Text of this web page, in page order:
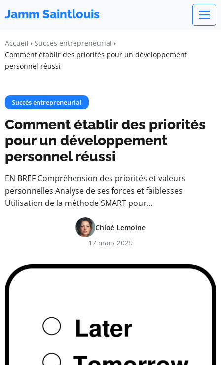
Jamm Saintlouis
Accueil
Succès entrepreneurial
Comment établir des priorités pour un développement
personnel réussi
Succès entrepreneurial
Comment établir des priorités
pour un développement
personnel réussi
EN BREF Compréhension des priorités et valeurs
personnelles Analyse de ses forces et faiblesses
Utilisation de la méthode SMART pour…
Chloé Lemoine
17 mars 2025